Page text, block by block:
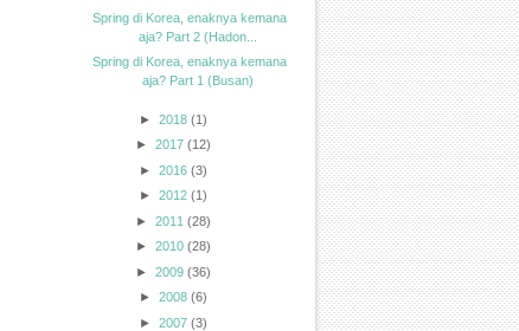
Spring di Korea, enaknya kemana
aja? Part 2 (Hadon...
Spring di Korea, enaknya kemana
aja? Part 1 (Busan)
► 2018 (1)
► 2017 (12)
► 2016 (3)
► 2012 (1)
► 2011 (28)
► 2010 (28)
► 2009 (36)
► 2008 (6)
► 2007 (3)